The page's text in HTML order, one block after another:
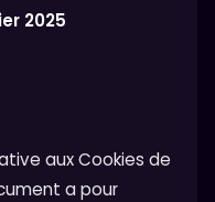
2025
aux Cookies de
a pour